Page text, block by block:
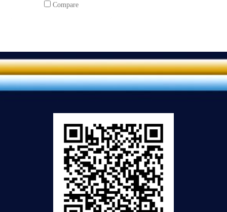
Compare